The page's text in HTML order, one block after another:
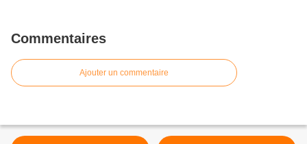
Commentaires
Ajouter un commentaire